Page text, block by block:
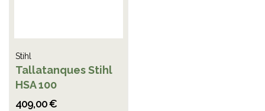
Stihl
Tallatanques Stihl
HSA 100
409,00 €